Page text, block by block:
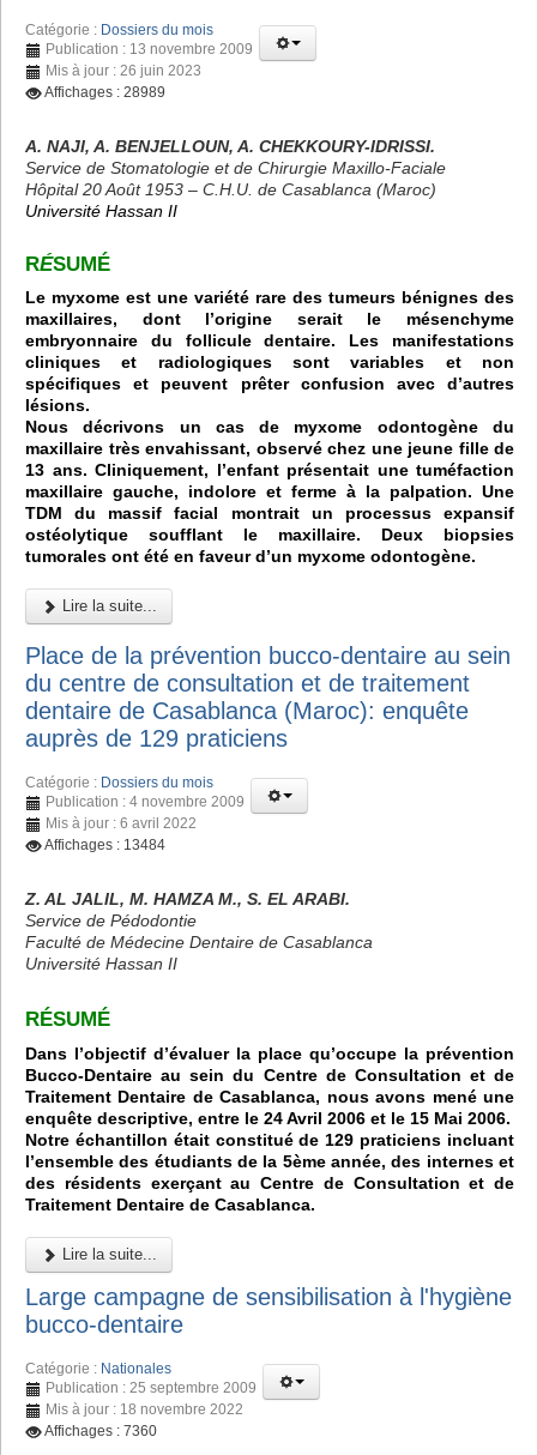
Catégorie : Dossiers du mois
Publication : 13 novembre 2009
Mis à jour : 26 juin 2023
Affichages : 28989
A. NAJI, A. BENJELLOUN, A. CHEKKOURY-IDRISSI.
Service de Stomatologie et de Chirurgie Maxillo-Faciale
Hôpital 20 Août 1953 – C.H.U. de Casablanca (Maroc)
Université Hassan II
RÉSUMÉ
Le myxome est une variété rare des tumeurs bénignes des
maxillaires, dont l’origine serait le mésenchyme
embryonnaire du follicule dentaire. Les manifestations
cliniques et radiologiques sont variables et non
spécifiques et peuvent prêter confusion avec d’autres
lésions.
Nous décrivons un cas de myxome odontogène du
maxillaire très envahissant, observé chez une jeune fille de
13 ans. Cliniquement, l’enfant présentait une tuméfaction
maxillaire gauche, indolore et ferme à la palpation. Une
TDM du massif facial montrait un processus expansif
ostéolytique soufflant le maxillaire. Deux biopsies
tumorales ont été en faveur d’un myxome odontogène.
Lire la suite...
Place de la prévention bucco-dentaire au sein
du centre de consultation et de traitement
dentaire de Casablanca (Maroc): enquête
auprès de 129 praticiens
Catégorie : Dossiers du mois
Publication : 4 novembre 2009
Mis à jour : 6 avril 2022
Affichages : 13484
Z. AL JALIL, M. HAMZA M., S. EL ARABI.
Service de Pédodontie
Faculté de Médecine Dentaire de Casablanca
Université Hassan II
RÉSUMÉ
Dans l’objectif d’évaluer la place qu’occupe la prévention
Bucco-Dentaire au sein du Centre de Consultation et de
Traitement Dentaire de Casablanca, nous avons mené une
enquête descriptive, entre le 24 Avril 2006 et le 15 Mai 2006.
Notre échantillon était constitué de 129 praticiens incluant
l’ensemble des étudiants de la 5ème année, des internes et
des résidents exerçant au Centre de Consultation et de
Traitement Dentaire de Casablanca.
Lire la suite...
Large campagne de sensibilisation à l'hygiène
bucco-dentaire
Catégorie : Nationales
Publication : 25 septembre 2009
Mis à jour : 18 novembre 2022
Affichages : 7360